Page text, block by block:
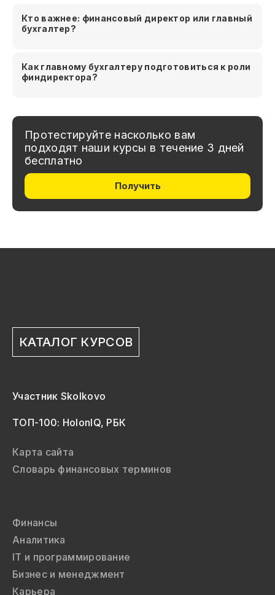
Кто важнее: финансовый директор или главный
бухгалтер?
Как главному бухгалтеру подготовиться к роли
финдиректора?
Протестируйте насколько вам
подходят наши курсы в течение 3 дней
бесплатно
Получить
КАТАЛОГ КУРСОВ
Участник Skolkovo
ТОП-100: HolonIQ, РБК
Карта сайта
Словарь финансовых терминов
Финансы
Аналитика
IT и программирование
Бизнес и менеджмент
Карьера